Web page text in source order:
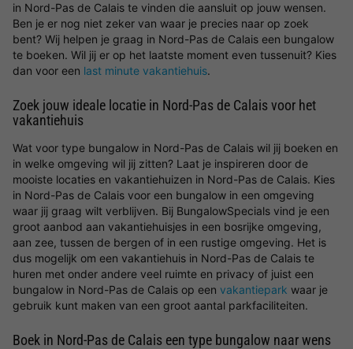
in Nord-Pas de Calais te vinden die aansluit op jouw wensen.
Ben je er nog niet zeker van waar je precies naar op zoek
bent? Wij helpen je graag in Nord-Pas de Calais een bungalow
te boeken. Wil jij er op het laatste moment even tussenuit? Kies
dan voor een last minute vakantiehuis.
Zoek jouw ideale locatie in Nord-Pas de Calais voor het
vakantiehuis
Wat voor type bungalow in Nord-Pas de Calais wil jij boeken en
in welke omgeving wil jij zitten? Laat je inspireren door de
mooiste locaties en vakantiehuizen in Nord-Pas de Calais. Kies
in Nord-Pas de Calais voor een bungalow in een omgeving
waar jij graag wilt verblijven. Bij BungalowSpecials vind je een
groot aanbod aan vakantiehuisjes in een bosrijke omgeving,
aan zee, tussen de bergen of in een rustige omgeving. Het is
dus mogelijk om een vakantiehuis in Nord-Pas de Calais te
huren met onder andere veel ruimte en privacy of juist een
bungalow in Nord-Pas de Calais op een vakantiepark waar je
gebruik kunt maken van een groot aantal parkfaciliteiten.
Boek in Nord-Pas de Calais een type bungalow naar wens